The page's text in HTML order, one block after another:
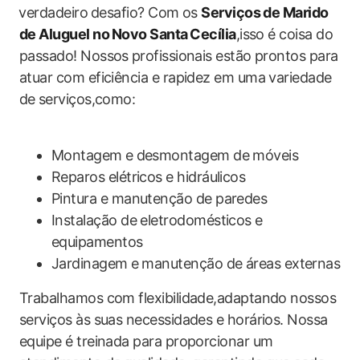
⁢verdadeiro ⁣desafio? Com osServiços de Marido
de Aluguel no ⁢Novo Santa ⁢Cecília,isso é coisa​ do​
passado! Nossos⁣ profissionais estão prontos para
atuar com eficiência e rapidez em uma variedade
de⁣ serviços,como: ‌
Montagem ⁢e desmontagem de móveis
Reparos elétricos e hidráulicos
Pintura e manutenção de​ paredes
Instalação de ‌eletrodomésticos e
equipamentos
Jardinagem ‍e ⁤manutenção de áreas externas
Trabalhamos com flexibilidade,adaptando nossos
serviços às suas necessidades e horários. Nossa
equipe‍ é treinada para proporcionar um